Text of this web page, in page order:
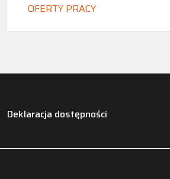
OFERTY PRACY
Deklaracja dostępności